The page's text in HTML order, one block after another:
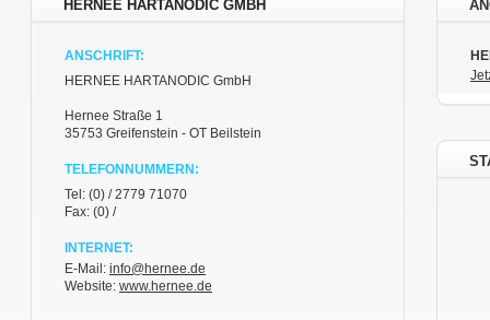
HERNEE HARTANODIC GMBH
ANSCHRIFT:
HERNEE HARTANODIC GmbH
Hernee Straße 1
35753 Greifenstein - OT Beilstein
TELEFONNUMMERN:
Tel: (0) / 2779 71070
Fax: (0) /
INTERNET:
E-Mail: info@hernee.de
Website: www.hernee.de